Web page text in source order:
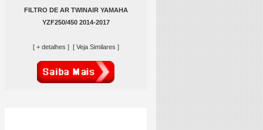
FILTRO DE AR TWINAIR YAMAHA
YZF250/450 2014-2017
[ + detalhes ] [ Veja Similares ]